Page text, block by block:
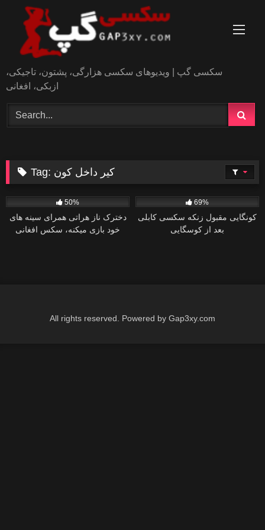
content
سکسی گپ | ویدیوهای سکسی هزارگی، پشتون، تاجیکی،
ازبکی، افغانی
Tag: کیر داخل کون
50%
دخترک ناز هراتی همرای سینه های
خود بازی میکنه، سکس افغانی
69%
کونگایی مقبول زنکه سکسی کابلی
بعد از کوسگایی
All rights reserved. Powered by Gap3xy.com